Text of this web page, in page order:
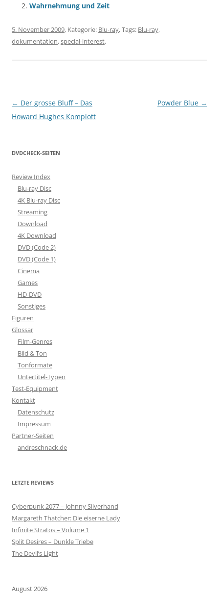
Wahrnehmung und Zeit
5. November 2009, Kategorie: Blu-ray, Tags: Blu-ray,
dokumentation,special-interest.
Beitragsnavigation
← Der grosse Bluff – Das
Howard Hughes Komplott
Powder Blue →
DVDCHECK-SEITEN
Review Index
Blu-ray Disc
4K Blu-ray Disc
Streaming
Download
4K Download
DVD (Code 2)
DVD (Code 1)
Cinema
Games
HD-DVD
Sonstiges
Figuren
Glossar
Film-Genres
Bild & Ton
Tonformate
Untertitel-Typen
Test-Equipment
Kontakt
Datenschutz
Impressum
Partner-Seiten
andreschnack.de
LETZTE REVIEWS
Cyberpunk 2077 – Johnny Silverhand
Margareth Thatcher: Die eiserne Lady
Infinite Stratos – Volume 1
Split Desires – Dunkle Triebe
The Devil’s Light
August 2026